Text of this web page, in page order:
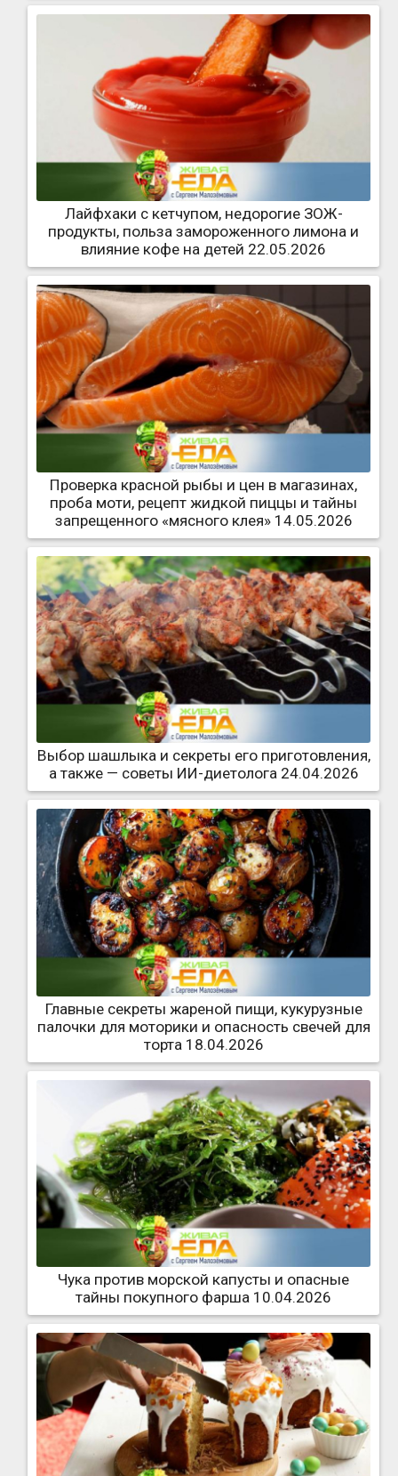
Лайфхаки с кетчупом, недорогие ЗОЖ-
продукты, польза замороженного лимона и
влияние кофе на детей 22.05.2026
Проверка красной рыбы и цен в магазинах,
проба моти, рецепт жидкой пиццы и тайны
запрещенного «мясного клея» 14.05.2026
Выбор шашлыка и секреты его приготовления,
а также — советы ИИ-диетолога 24.04.2026
Главные секреты жареной пищи, кукурузные
палочки для моторики и опасность свечей для
торта 18.04.2026
Чука против морской капусты и опасные
тайны покупного фарша 10.04.2026